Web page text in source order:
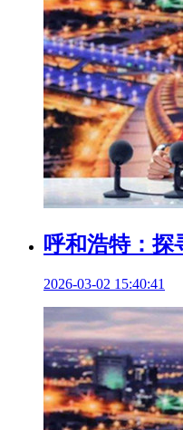
呼和浩特：探
2026-03-02 15:40:41